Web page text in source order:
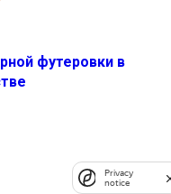
футеровки в
Privacy
notice